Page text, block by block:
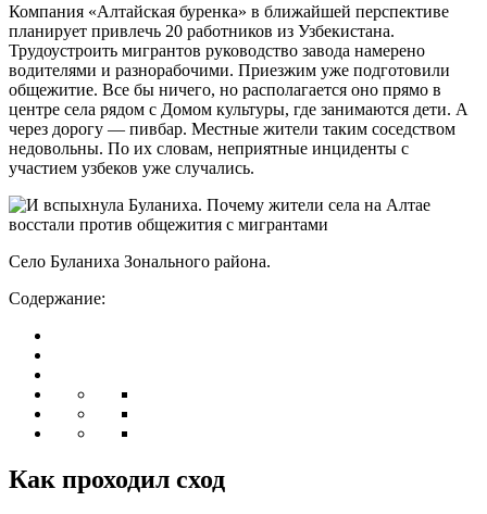
Компания «Алтайская буренка» в ближайшей перспективе
планирует привлечь 20 работников из Узбекистана.
Трудоустроить мигрантов руководство завода намерено
водителями и разнорабочими. Приезжим уже подготовили
общежитие. Все бы ничего, но располагается оно прямо в
центре села рядом с Домом культуры, где занимаются дети. А
через дорогу — пивбар. Местные жители таким соседством
недовольны. По их словам, неприятные инциденты с
участием узбеков уже случались.
Село Буланиха Зонального района.
Содержание:
Как проходил сход